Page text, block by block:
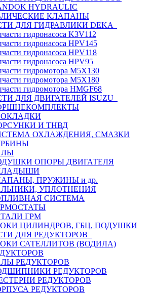
HYDRAULIC
КЛАПАНЫ
ДЛЯ ГИДРАВЛИКИ DEKA
гидронасоса K3V112
гидронасоса HPV145
гидронасоса HPV118
гидронасоса HPV95
гидромотора M5X130
гидромотора M5X180
гидромотора HMGF68
ДЛЯ ДВИГАТЕЛЕЙ ISUZU
И ТНВД
ОХЛАЖДЕНИЯ, СМАЗКИ
ОПОРЫ ДВИГАТЕЛЯ
ПРУЖИНЫ и др.
УПЛОТНЕНИЯ
СИСТЕМА
ГРМ
ЦИЛИНДРОВ, ГБЦ, ПОДУШКИ
ДЛЯ РЕДУКТОРОВ
САТЕЛЛИТОВ (ВОДИЛА)
РЕДУКТОРОВ
РЕДУКТОРОВ
РЕДУКТОРОВ
РЕДУКТОРОВ